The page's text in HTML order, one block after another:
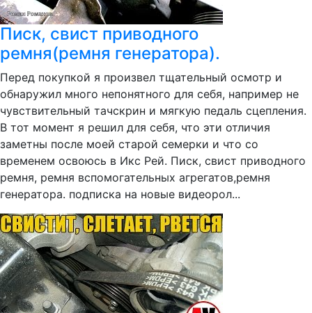
Писк, свист приводного
ремня(ремня генератора).
Перед покупкой я произвел тщательный осмотр и
обнаружил много непонятного для себя, например не
чувствительный тачскрин и мягкую педаль сцепления.
В тот момент я решил для себя, что эти отличия
заметны после моей старой семерки и что со
временем освоюсь в Икс Рей. Писк, свист приводного
ремня, ремня вспомогательных агрегатов,ремня
генератора. подписка на новые видеорол...